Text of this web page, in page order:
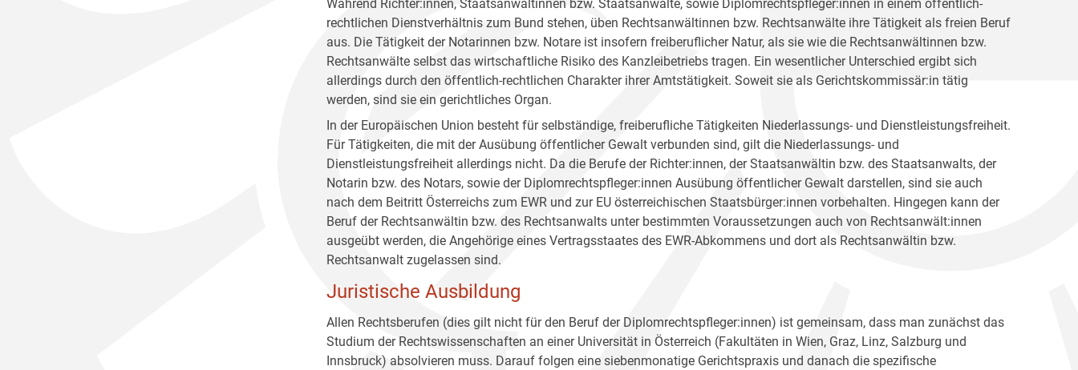
Während Richter:innen, Staatsanwältinnen bzw. Staatsanwälte, sowie Diplomrechtspfleger:innen in einem öffentlich-
rechtlichen Dienstverhältnis zum Bund stehen, üben Rechtsanwältinnen bzw. Rechtsanwälte ihre Tätigkeit als freien Beruf
aus. Die Tätigkeit der Notarinnen bzw. Notare ist insofern freiberuflicher Natur, als sie wie die Rechtsanwältinnen bzw.
Rechtsanwälte selbst das wirtschaftliche Risiko des Kanzleibetriebs tragen. Ein wesentlicher Unterschied ergibt sich
allerdings durch den öffentlich-rechtlichen Charakter ihrer Amtstätigkeit. Soweit sie als Gerichtskommissär:in tätig
werden, sind sie ein gerichtliches Organ.
In der Europäischen Union besteht für selbständige, freiberufliche Tätigkeiten Niederlassungs- und Dienstleistungsfreiheit.
Für Tätigkeiten, die mit der Ausübung öffentlicher Gewalt verbunden sind, gilt die Niederlassungs- und
Dienstleistungsfreiheit allerdings nicht. Da die Berufe der Richter:innen, der Staatsanwältin bzw. des Staatsanwalts, der
Notarin bzw. des Notars, sowie der Diplomrechtspfleger:innen Ausübung öffentlicher Gewalt darstellen, sind sie auch
nach dem Beitritt Österreichs zum EWR und zur EU österreichischen Staatsbürger:innen vorbehalten. Hingegen kann der
Beruf der Rechtsanwältin bzw. des Rechtsanwalts unter bestimmten Voraussetzungen auch von Rechtsanwält:innen
ausgeübt werden, die Angehörige eines Vertragsstaates des EWR-Abkommens und dort als Rechtsanwältin bzw.
Rechtsanwalt zugelassen sind.
Juristische Ausbildung
Allen Rechtsberufen (dies gilt nicht für den Beruf der Diplomrechtspfleger:innen) ist gemeinsam, dass man zunächst das
Studium der Rechtswissenschaften an einer Universität in Österreich (Fakultäten in Wien, Graz, Linz, Salzburg und
Innsbruck) absolvieren muss. Darauf folgen eine siebenmonatige Gerichtspraxis und danach die spezifische